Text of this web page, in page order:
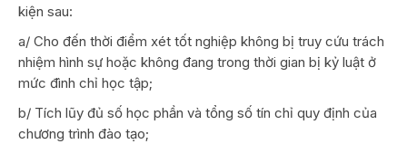
kiện sau:
a/ Cho đến thời điểm xét tốt nghiệp không bị truy cứu trách
nhiệm hình sự hoặc không đang trong thời gian bị kỷ luật ở
mức đình chỉ học tập;
b/ Tích lũy đủ số học phần và tổng số tín chỉ quy định của
chương trình đào tạo;